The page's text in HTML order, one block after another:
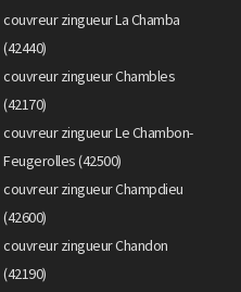
couvreur zingueur La Chamba
(42440)
couvreur zingueur Chambles
(42170)
couvreur zingueur Le Chambon-
Feugerolles (42500)
couvreur zingueur Champdieu
(42600)
couvreur zingueur Chandon
(42190)